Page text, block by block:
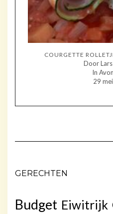
COURGETTE
Door
In
29
GERECHTEN
Budget Eiwitrijk